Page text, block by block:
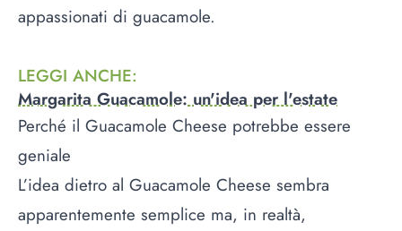
appassionati di guacamole.
LEGGI ANCHE:
Margarita Guacamole: un'idea per l'estate
Perché il Guacamole Cheese potrebbe essere
geniale
L’idea dietro al Guacamole Cheese sembra
apparentemente semplice ma, in realtà,